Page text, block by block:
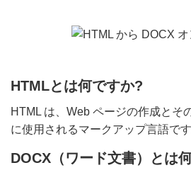
HTMLとは何ですか?
HTML は、Web ページの作成とそ
に使用されるマークアップ言語です
DOCX（ワード文書）とは